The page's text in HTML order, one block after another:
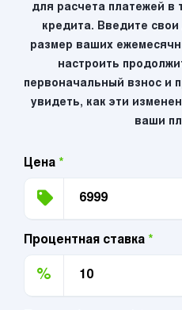
для расчета платежей в
кредита. Введите
размер ваших
настроить
первоначальный взнос и
увидеть, как эти
ваши
Цена *
Процентная ставка *
%